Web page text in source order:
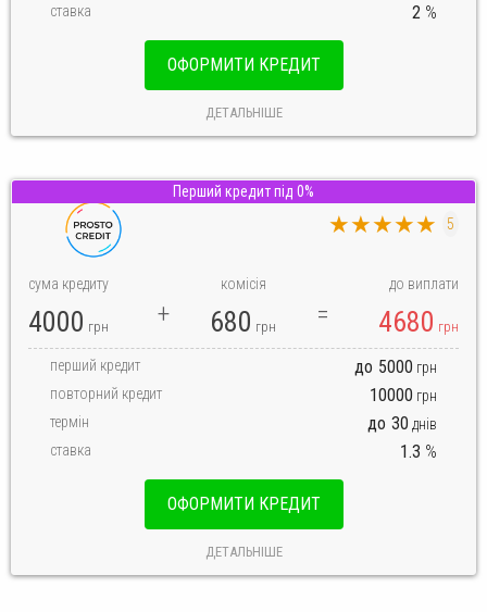
ставка
2 %
ОФОРМИТИ КРЕДИТ
ДЕТАЛЬНІШЕ
★★★★★ 5
до виплати
4680 грн
сума кредиту
4000 грн
комісія
680 грн
перший кредит до 5000 грн
повторний кредит
10000 грн
термін
до 30 днів
ставка
1.3 %
Перший кредит під 0%
ОФОРМИТИ КРЕДИТ
ДЕТАЛЬНІШЕ